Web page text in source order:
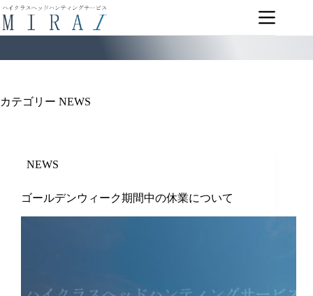
コ
ン
テ
キ
カテゴリー NEWS
NEWS
ゴールデンウィーク期間中の休業について